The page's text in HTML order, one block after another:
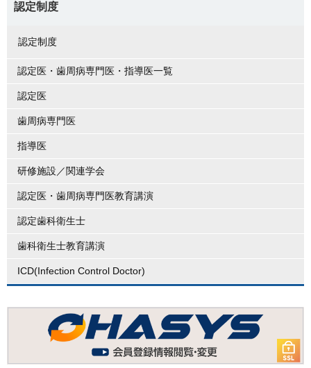
認定制度
認定制度
認定医・歯周病専門医・指導医一覧
認定医
歯周病専門医
指導医
研修施設／関連学会
認定医・歯周病専門医教育講演
認定歯科衛生士
歯科衛生士教育講演
ICD(Infection Control Doctor)